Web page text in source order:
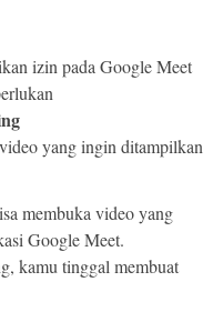
izin pada Google Meet
yang ingin ditampilkan
membuka video yang
Google Meet.
kamu tinggal membuat